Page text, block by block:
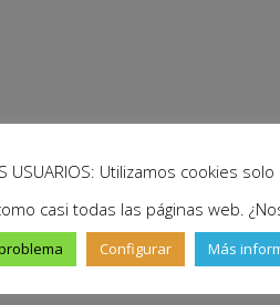
USUARIOS: Utilizamos cookies
casi todas las páginas web.
Configurar Más